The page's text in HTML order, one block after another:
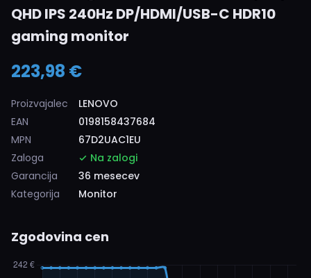
QHD IPS 240Hz DP/HDMI/USB-C HDR10
gaming monitor
223,98 €
Proizvajalec
LENOVO
EAN
0198158437684
MPN
67D2UAC1EU
Zaloga
Na zalogi
Garancija
36 mesecev
Kategorija
Monitor
Zgodovina cen